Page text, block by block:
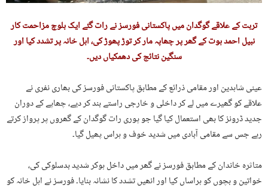
تربت کے علاقے گوگدان میں پاکستانی فورسز نے رات گئے ایک بلوچ مزاحمت کار
نبیل احمد ہوت کے گھر پر چھاپہ مار کر توڑ پھوڑ کی، اہل خانہ پر تشدد کیا اور
سنگین نتائج کی دھمکیاں دیں۔
عینی شاہدین اور مقامی ذرائع کے مطابق پاکستانی فورسز کی بھاری نفری نے
علاقے کو گھیرے میں لے کر داخلی و خارجی راستے بند کر دیے، چھاپے کے دوران
جدید ڈرونز کا بھی استعمال کیا گیا جو پوری رات گوگدان کے گھروں پر پرواز کرتے
رہے جس سے مقامی آبادی میں شدید خوف و ہراس پھیل گیا۔
متاثرہ خاندان کے مطابق فورسز نے گھر میں داخل ہوکر شدید بدسلوکی کی،
خواتین و بچوں کو ہراساں کیا اور انھیں تشدد کا نشانہ بنایا۔ فورسز نے اہل خانہ کو